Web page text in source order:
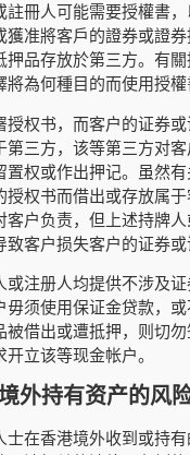
註冊人可能需要授權書
獲准將客戶的證券或證
押品存放於第三方。有
為何種目的而使用授權
授权书，而客户的证券
第三方，该等第三方对
置权或作出押记。虽然
授权书而借出或存放属
客户负责，但上述持牌
客户损失客户的证券或
或注册人均提供不涉及
毋须使用保证金贷款，
被借出或遭抵押，则切
立该等现金帐户。
外持有资产的风
士在香港境外收到或持